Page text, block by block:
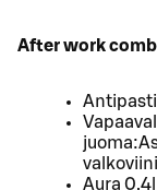
After work
valkoviini
Aura 0,4l